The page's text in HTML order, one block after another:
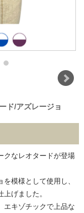
ド/アズレージョ
クなレオタードが登場
模様として使用し、
げました。
エキゾチックで上品な